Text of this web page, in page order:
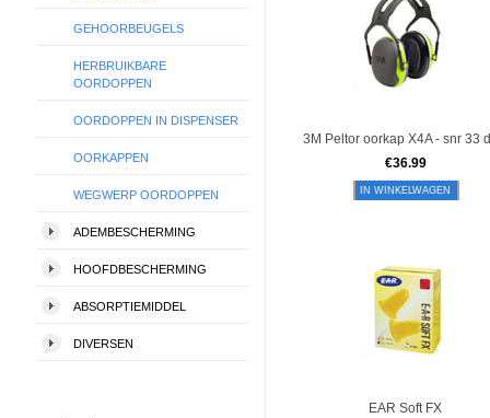
GEHOORBEUGELS
HERBRUIKBARE
OORDOPPEN
OORDOPPEN IN DISPENSER
OORKAPPEN
WEGWERP OORDOPPEN
ADEMBESCHERMING
HOOFDBESCHERMING
ABSORPTIEMIDDEL
DIVERSEN
3M Peltor oorkap X4A - snr 33
€36.99
IN WINKELWAGEN
EAR Soft FX